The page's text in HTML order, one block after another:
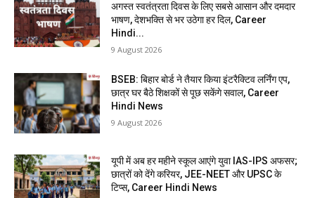
अगस्त स्वतंत्रता दिवस के लिए सबसे आसान और दमदार
भाषण, देशभक्ति से भर उठेगा हर दिल, Career
Hindi...
9 August 2026
BSEB: बिहार बोर्ड ने तैयार किया इंटरैक्टिव लर्निंग एप,
छात्र घर बैठे शिक्षकों से पूछ सकेंगे सवाल, Career
Hindi News
9 August 2026
यूपी में अब हर महीने स्कूल आएंगे युवा IAS-IPS अफसर;
छात्रों को देंगे करियर, JEE-NEET और UPSC के
टिप्स, Career Hindi News